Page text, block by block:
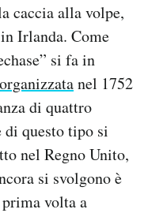
caccia alla volpe,
Irlanda. Come
si fa in
organizzatanel 1752
di quattro
questo tipo si
nel Regno Unito,
si svolgono è
volta a